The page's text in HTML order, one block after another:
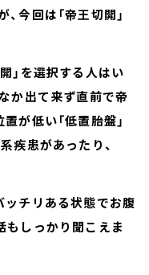
今回は「帝王切開」
」を選択する人はい
か出て来ず直前で帝
が低い「低置胎盤」
疾患があったり、
ッチリある状態でお腹
もしっかり聞こえま